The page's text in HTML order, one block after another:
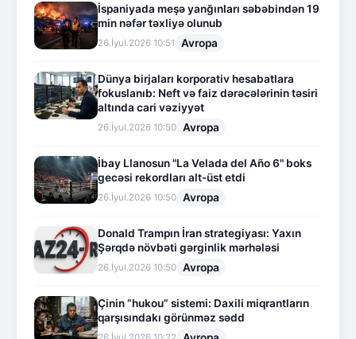
İspaniyada meşə yanğınları səbəbindən 19
min nəfər təxliyə olunub
26.İyul.2026 10:51 Avropa
Dünya birjaları korporativ hesabatlara
fokuslanıb: Neft və faiz dərəcələrinin təsiri
altında cari vəziyyət
26.İyul.2026 10:50 Avropa
İbay Llanosun "La Velada del Año 6" boks
gecəsi rekordları alt-üst etdi
26.İyul.2026 10:50 Avropa
Donald Trampın İran strategiyası: Yaxın
Şərqdə növbəti gərginlik mərhələsi
26.İyul.2026 10:50 Avropa
Çinin “hukou” sistemi: Daxili miqrantların
qarşısındakı görünməz sədd